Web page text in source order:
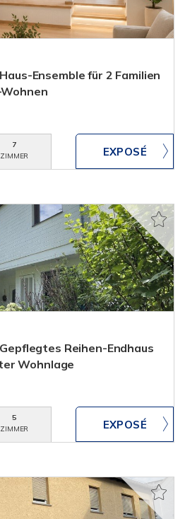
Ensemble für 2 Familien
7
ZIMMER
Reihen-Endhaus
Wohnlage
5
ZIMMER